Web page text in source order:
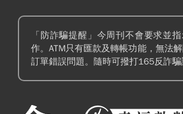
「防詐騙提醒」今周刊不會要求並
作。ATM只有匯款及轉帳功能，無法
訂單錯誤問題。隨時可撥打165反詐騙